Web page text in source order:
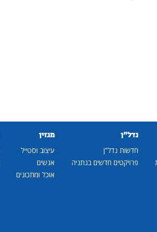
נדל"ן
חדשות נדל"ן
פרויקטים חדשים בנתניה
מגזין
עיצוב וסטייל
אנשים
אוכל ומתכונים